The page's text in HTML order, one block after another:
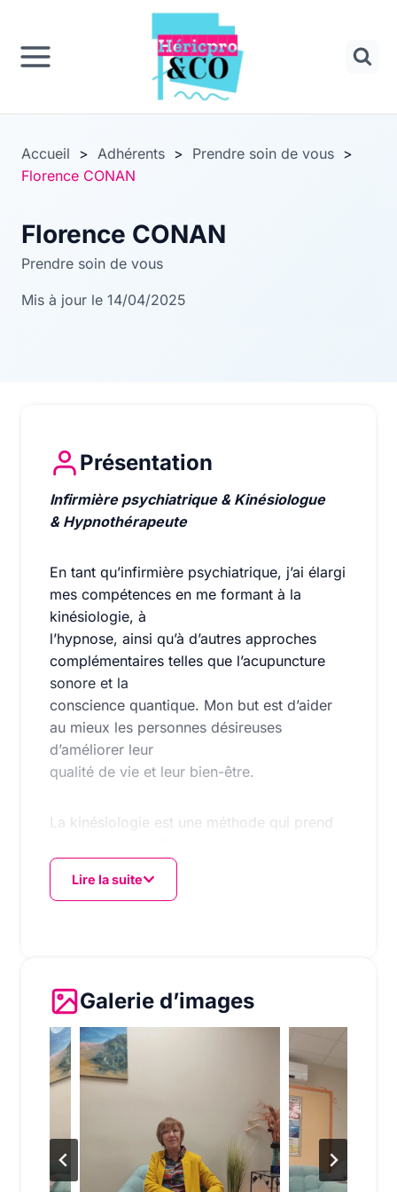
Panneau de gestion des cookies
contenu
Accueil > Adhérents > Prendre soin de vous >
Florence CONAN
Florence CONAN
Prendre soin de vous
Mis à jour le 14/04/2025
Présentation
Infirmière psychiatrique & Kinésiologue &
Infirmière psychiatrique & Kinésiologue
& Hypnothérapeute
En tant qu’infirmière psychiatrique, j’ai élargi
mes compétences en me formant à la
kinésiologie, à
l’hypnose, ainsi qu’à d’autres approches
complémentaires telles que l’acupuncture
sonore et la
conscience quantique. Mon but est d’aider
au mieux les personnes désireuses
d’améliorer leur
qualité de vie et leur bien-être.
La kinésiologie est une méthode qui prend
l’individu : physique,
émotionnel, mental et énergétique. Elle
L’hypnose, quant à elle, est une technique
qui favorise le changement en agissant sur
l’inconscient.
Elle s’avère particulièrement bénéfique pour
ceux qui souffrent d’anxiété, de phobies, de
stress ou
de troubles du sommeil.
Lire la suite
Galerie d’images